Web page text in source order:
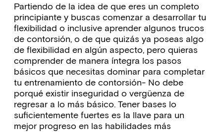
Partiendo de la idea de que eres un completo
principiante y buscas comenzar a desarrollar tu
flexibilidad o inclusive aprender algunos trucos
de contorsión, o de que quizás ya poseas algo
de flexibilidad en algún aspecto, pero quieras
comprender de manera íntegra los pasos
básicos que necesitas dominar para completar
tu entrenamiento de contorsión- No debe
porqué existir inseguridad o vergüenza de
regresar a lo más básico. Tener bases lo
suficientemente fuertes es la llave para un
mejor progreso en las habilidades más